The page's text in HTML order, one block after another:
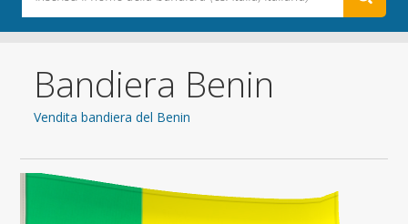
Bandiera Benin
Vendita bandiera del Benin